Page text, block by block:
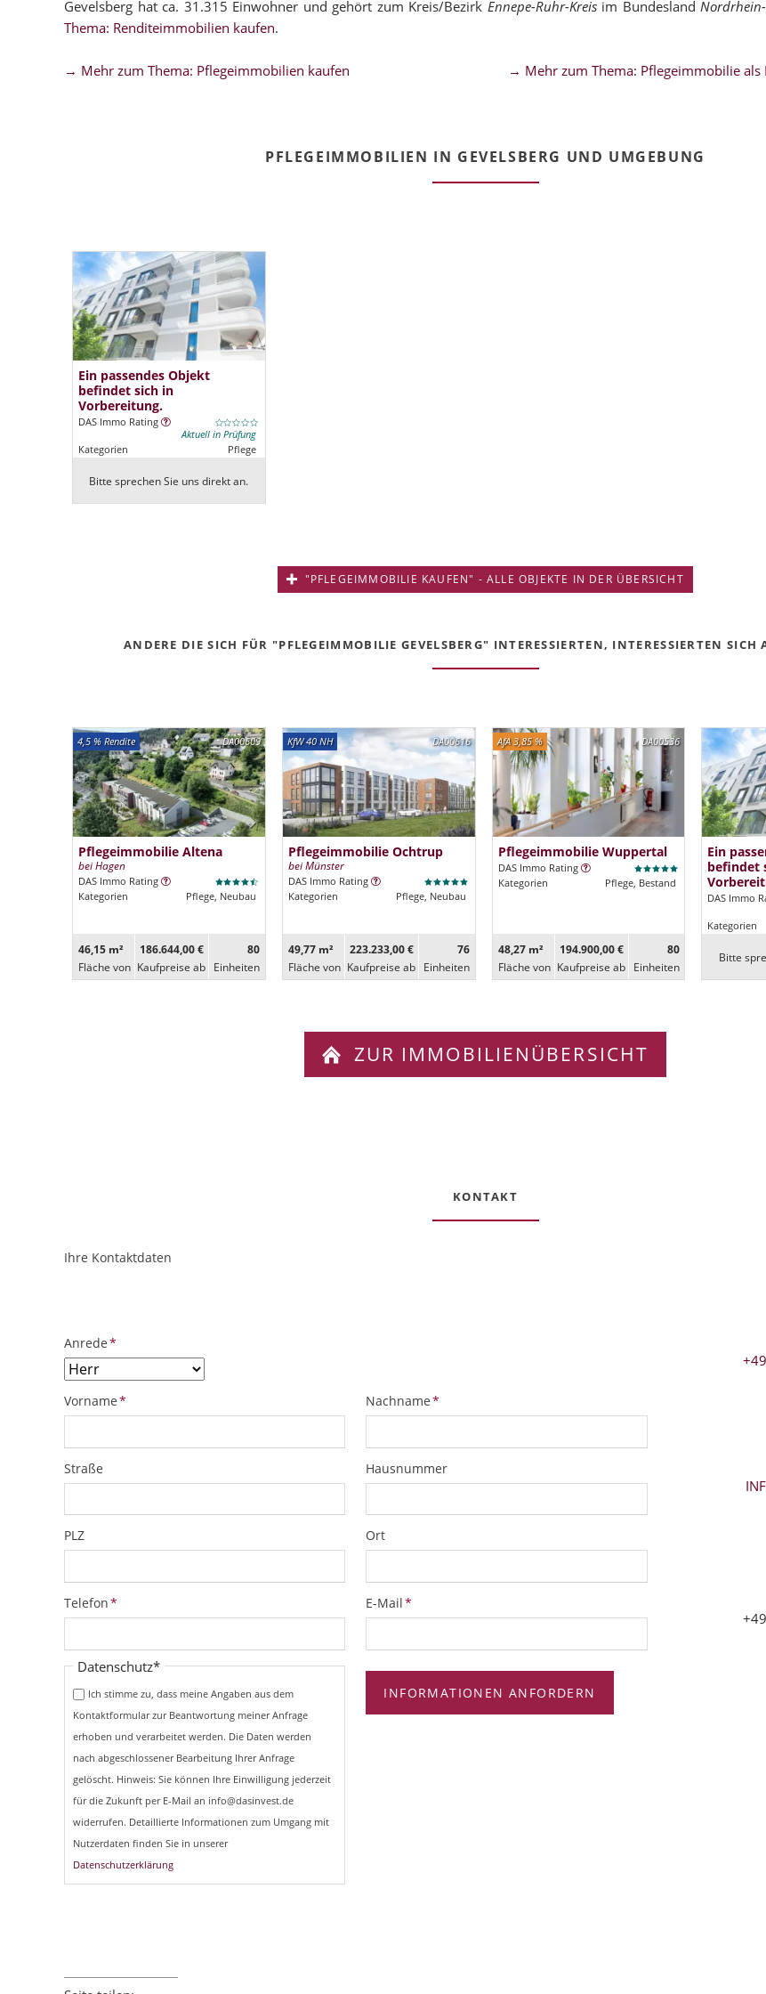
Gevelsberg hat ca. 31.315 Einwohner und gehört zum Kreis/Bezirk Ennepe-Ruhr-Kreisim Bundesland
Thema: Renditeimmobilien kaufen.
→ Mehr zum Thema: Pflegeimmobilien kaufen
→ Mehr zum Thema: Pflegeimmobilie als
PFLEGEIMMOBILIEN IN GEVELSBERG UND UMGEBUNG
Ein passendes Objekt
befindet sich in
Vorbereitung.
DAS Immo Rating
Aktuell in Prüfung
Kategorien
Pflege
Bitte sprechen Sie uns direkt an.
"PFLEGEIMMOBILIE KAUFEN" - ALLE OBJEKTE IN DER ÜBERSICHT
ANDERE DIE SICH FÜR "PFLEGEIMMOBILIE GEVELSBERG" INTERESSIERTEN, INTERESSIERTEN SICH
DA00609
4,5 % Rendite
Pflegeimmobilie Altena
bei Hagen
DAS Immo Rating
Kategorien
Pflege, Neubau
46,15 m²
Fläche von
186.644,00 €
Kaufpreise ab
80
Ein­heiten
DA00616
KfW 40 NH
Pflegeimmobilie Ochtrup
bei Münster
DAS Immo Rating
Kategorien
Pflege, Neubau
49,77 m²
Fläche von
223.233,00 €
Kaufpreise ab
76
Ein­heiten
DA00536
AfA 3,85 %
Pflegeimmobilie Wuppertal
DAS Immo Rating
Kategorien
Pflege, Bestand
48,27 m²
Fläche von
194.900,00 €
Kaufpreise ab
80
Ein­heiten
Ein
befindet
DAS Immo
Kategorien
Bitte
ZUR IMMOBILIENÜBERSICHT
KONTAKT
ObjektPlatzhalter
URL
Ihre Kontaktdaten
Pflichtfeld
Anrede*
Pflichtfeld
Vorname* Pflichtfeld
Nachname*
Straße Hausnummer
PLZ Ort
Pflichtfeld
Telefon* Pflichtfeld
E-Mail*
Pflichtfeld
Datenschutz*
Ich stimme zu, dass meine Angaben aus dem
Kontaktformular zur Beantwortung meiner Anfrage
erhoben und verarbeitet werden. Die Daten werden
nach abgeschlossener Bearbeitung Ihrer Anfrage
gelöscht. Hinweis: Sie können Ihre Einwilligung jederzeit
für die Zukunft per E-Mail an info@dasinvest.de
widerrufen. Detaillierte Informationen zum Umgang mit
Nutzerdaten finden Sie in unserer
Datenschutzerklärung
INFORMATIONEN ANFORDERN